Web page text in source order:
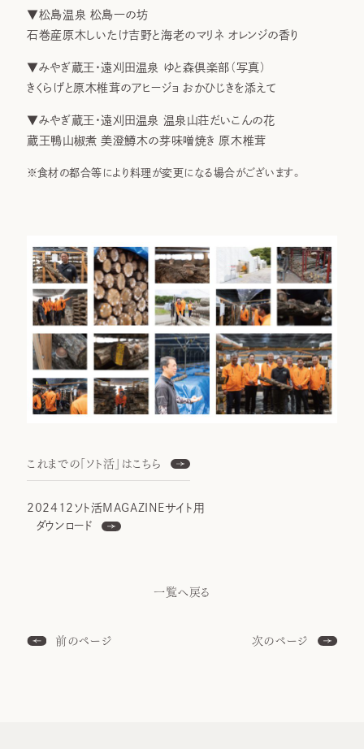
▼松島温泉 松島一の坊
石巻産原木しいたけ吉野と海老のマリネ オレンジの香り
▼みやぎ蔵王・遠刈田温泉 ゆと森倶楽部（写真）
きくらげと原木椎茸のアヒージョ おかひじきを添えて
▼みやぎ蔵王・遠刈田温泉 温泉山荘だいこんの花
蔵王鴨山椒煮 美澄鱒木の芽味噌焼き 原木椎茸
※食材の都合等により料理が変更になる場合がございます。
これまでの「ソト活」はこちら
202412ソト活MAGAZINEサイト用
ダウンロード
前のページ
一覧へ戻る
次のページ